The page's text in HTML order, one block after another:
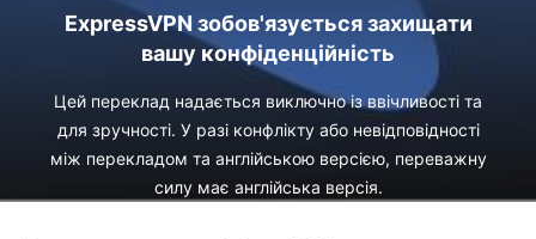
ExpressVPN зобов'язується захищати
вашу конфіденційність
Цей переклад надається виключно із ввічливості та
для зручності. У разі конфлікту або невідповідності
між перекладом та англійською версією, переважну
силу має англійська версія.